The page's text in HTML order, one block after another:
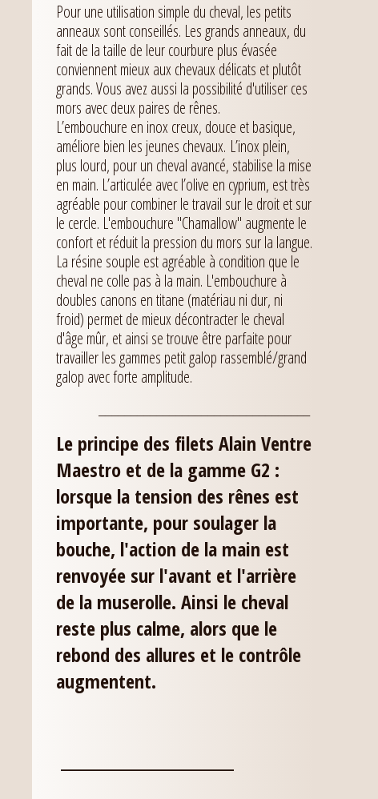
Pour une utilisation simple du cheval, les petits
anneaux sont conseillés. Les grands anneaux, du
fait de la taille de leur courbure plus évasée
conviennent mieux aux chevaux délicats et plutôt
grands. Vous avez aussi la possibilité d'utiliser ces
mors avec deux paires de rênes.
L’embouchure en inox creux, douce et basique,
améliore bien les jeunes chevaux. L’inox plein,
plus lourd, pour un cheval avancé, stabilise la mise
en main. L’articulée avec l’olive en cyprium, est très
agréable pour combiner le travail sur le droit et sur
le cercle. L'embouchure "Chamallow" augmente le
confort et réduit la pression du mors sur la langue.
La résine souple est agréable à condition que le
cheval ne colle pas à la main. L'embouchure à
doubles canons en titane (matériau ni dur, ni
froid) permet de mieux décontracter le cheval
d'âge mûr, et ainsi se trouve être parfaite pour
travailler les gammes petit galop rassemblé/grand
galop avec forte amplitude.
Le principe des filets Alain Ventre
Maestro et de la gamme G2 :
lorsque la tension des rênes est
importante, pour soulager la
bouche, l'action de la main est
renvoyée sur l'avant et l'arrière
de la muserolle. Ainsi le cheval
reste plus calme, alors que le
rebond des allures et le contrôle
augmentent.